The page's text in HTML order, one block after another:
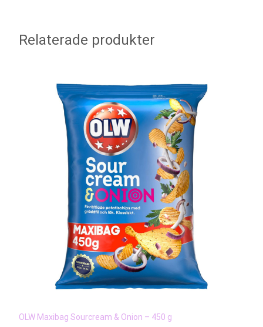
Relaterade produkter
OLW Maxibag Sourcream & Onion – 450 g